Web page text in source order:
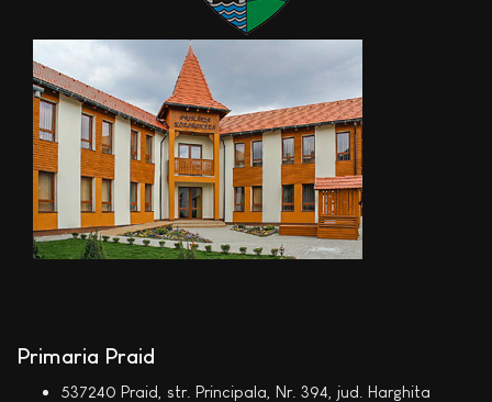
Primaria Praid
537240 Praid, str. Principala, Nr. 394, jud. Harghita